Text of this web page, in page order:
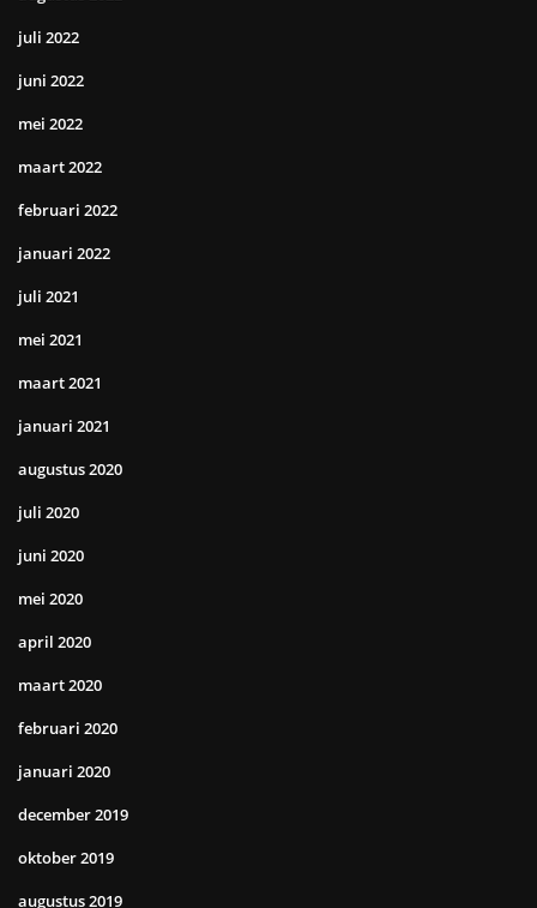
juli 2022
juni 2022
mei 2022
maart 2022
februari 2022
januari 2022
juli 2021
mei 2021
maart 2021
januari 2021
augustus 2020
juli 2020
juni 2020
mei 2020
april 2020
maart 2020
februari 2020
januari 2020
december 2019
oktober 2019
augustus 2019